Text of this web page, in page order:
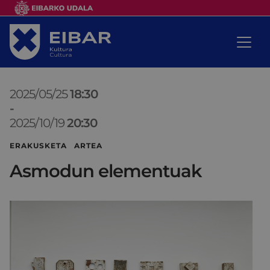
2025/05/2518:30
-
2025/10/1920:30
ERAKUSKETA ARTEA
Asmodun elementuak